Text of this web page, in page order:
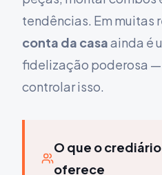
tendências. Em muitas
conta da casaainda é
fidelização poderosa —
controlar isso.
O que o crediário
oferece